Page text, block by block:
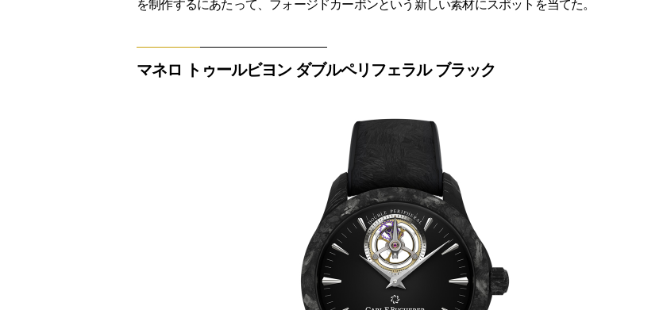
を制作するにあたって、フォージドカーボンという新しい素材にスポットを当てた。
マネロ トゥールビヨン ダブルペリフェラル ブラック